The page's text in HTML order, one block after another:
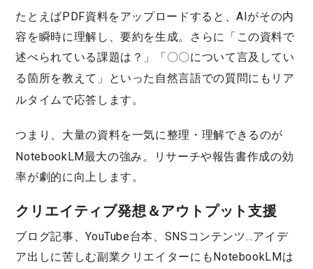
たとえばPDF資料をアップロードすると、AIがその内
容を瞬時に理解し、要約を生成。さらに「この資料で
述べられている課題は？」「〇〇について言及してい
る箇所を教えて」といった 自然言語での質問にもリア
ルタイムで応答します。
つまり、 大量の資料を一気に整理・理解できるのが
NotebookLM最大の強み。リサーチや報告書作成の効
率が劇的に向上します。
クリエイティブ発想＆アウトプット支援
ブログ記事、YouTube台本、SNSコンテンツ…アイデ
ア出しに苦しむ副業クリエイターにもNotebookLMは